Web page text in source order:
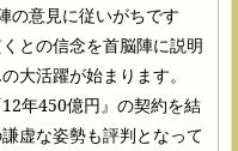
の意見に従いがちです
との信念を首脳陣に説明
大活躍が始まります。
年450億円』の契約を結
虚な姿勢も評判となって